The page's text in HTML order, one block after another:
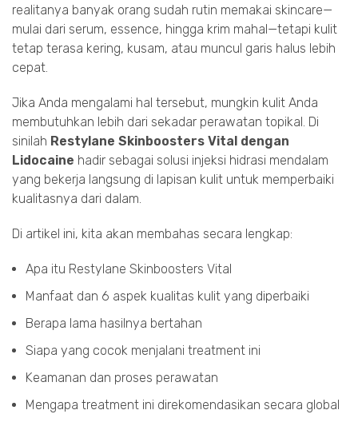
realitanya banyak orang sudah rutin memakai skincare—
mulai dari serum, essence, hingga krim mahal—tetapi kulit
tetap terasa kering, kusam, atau muncul garis halus lebih
cepat.
Jika Anda mengalami hal tersebut, mungkin kulit Anda
membutuhkan lebih dari sekadar perawatan topikal. Di
sinilah Restylane Skinboosters Vital dengan
Lidocaine hadir sebagai solusi injeksi hidrasi mendalam
yang bekerja langsung di lapisan kulit untuk memperbaiki
kualitasnya dari dalam.
Di artikel ini, kita akan membahas secara lengkap:
Apa itu Restylane Skinboosters Vital
Manfaat dan 6 aspek kualitas kulit yang diperbaiki
Berapa lama hasilnya bertahan
Siapa yang cocok menjalani treatment ini
Keamanan dan proses perawatan
Mengapa treatment ini direkomendasikan secara global